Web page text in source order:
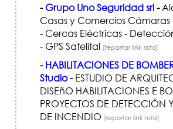
- Grupo Uno Seguridad srl-
Casas y Comercios
- Cercas Eléctricas -
- GPS Satelital [reportar link roto]
- HABILITACIONES DE
Studio-ESTUDIO DE
DISEñO HABILITACIONES E
PROYECTOS DE DETECCIÓN
DE INCENDIO [reportar link roto]